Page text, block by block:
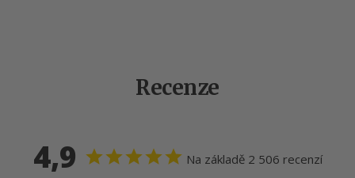
Recenze
4,9 Na základě 2 506 recenzí